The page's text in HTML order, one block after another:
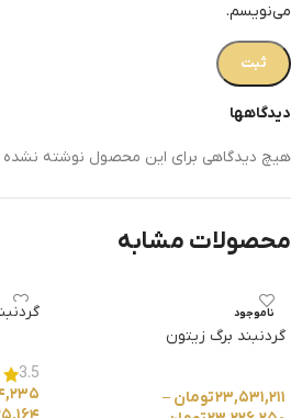
دیدگاهها
هیچ دیدگاهی برای این محصول نوشته
می‌نویسم.
محصولات مشابه
ناموجود
گردنبند برگ زیتون
۲۳,۵۳۱,۲۱۱تومان –
3.5